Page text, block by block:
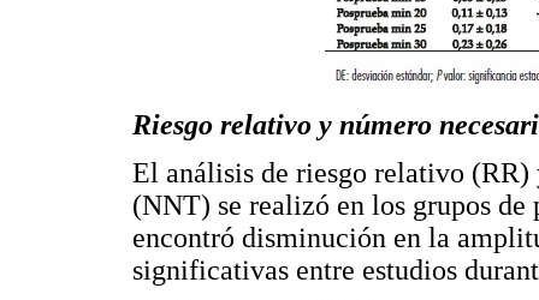
Riesgo relativo y número
El análisis de riesgo relativo (RR)
(NNT) se realizó en los grupos
encontró disminución en la
significativas entre estudios